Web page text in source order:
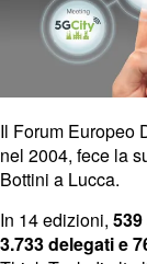
Il Forum Europeo
nel 2004, fece la
Bottini a Lucca.
In 14 edizioni,
3.733 delegati e